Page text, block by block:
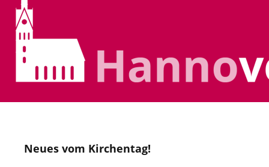
Neues vom Kirchentag!